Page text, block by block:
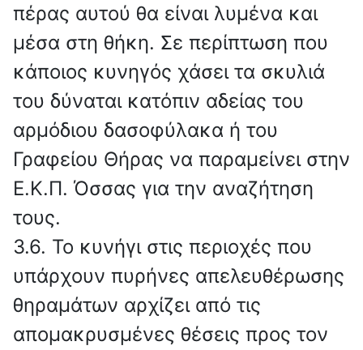
πέρας αυτού θα είναι λυμένα και
μέσα στη θήκη. Σε περίπτωση που
κάποιος κυνηγός χάσει τα σκυλιά
του δύναται κατόπιν αδείας του
αρμόδιου δασοφύλακα ή του
Γραφείου Θήρας να παραμείνει στην
Ε.Κ.Π. Όσσας για την αναζήτηση
τους.
3.6. Το κυνήγι στις περιοχές που
υπάρχουν πυρήνες απελευθέρωσης
θηραμάτων αρχίζει από τις
απομακρυσμένες θέσεις προς τον